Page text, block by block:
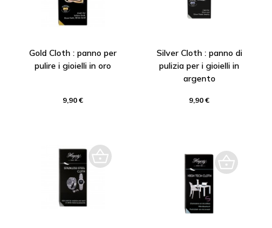
Gold Cloth : panno per
pulire i gioielli in oro
9,90 €
Silver Cloth : panno di
pulizia per i gioielli in
argento
9,90 €